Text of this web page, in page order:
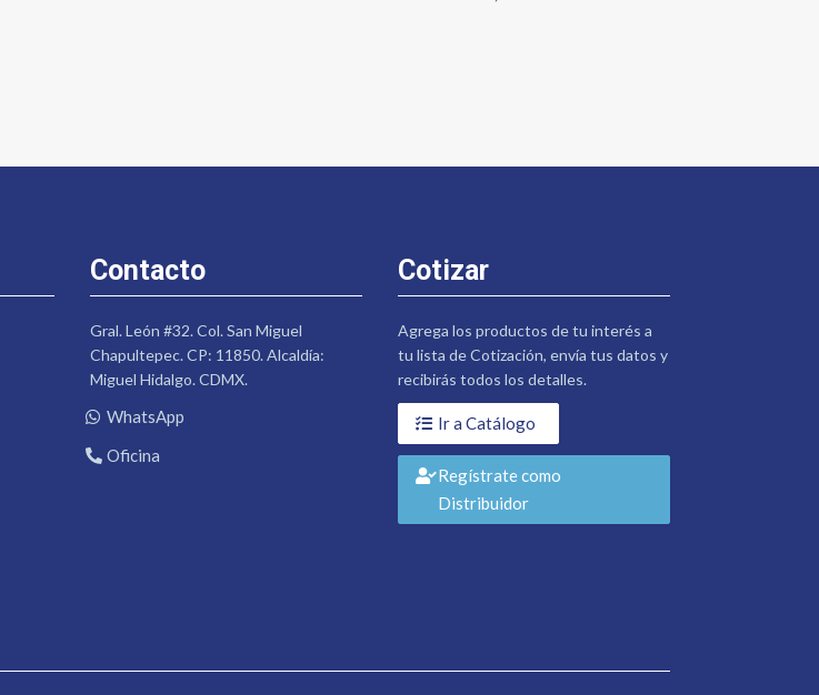
Contacto
Gral. León #32. Col. San Miguel
Chapultepec. CP: 11850. Alcaldía:
Miguel Hidalgo. CDMX.
WhatsApp
Oficina
Cotizar
Agrega los productos de tu interés a
tu lista de Cotización, envía tus datos y
recibirás todos los detalles.
Ir a Catálogo
Regístrate como
Distribuidor